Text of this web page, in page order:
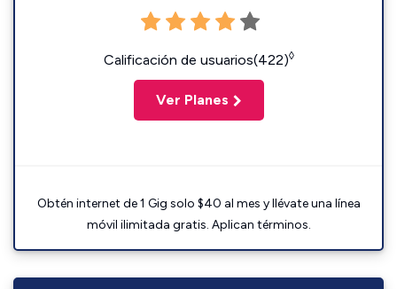
Calificación de usuarios(422)◊
Ver Planes
Obtén internet de 1 Gig solo $40 al mes y llévate una línea
móvil ilimitada gratis. Aplican términos.